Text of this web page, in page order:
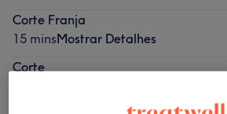
Corte Franja
15 minsMostrar Detalhes
Corte